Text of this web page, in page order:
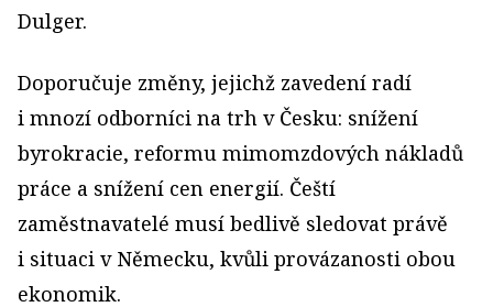
Dulger.
Doporučuje změny, jejichž zavedení radí
i mnozí odborníci na trh v Česku: snížení
byrokracie, reformu mimomzdových nákladů
práce a snížení cen energií. Čeští
zaměstnavatelé musí bedlivě sledovat právě
i situaci v Německu, kvůli provázanosti obou
ekonomik.